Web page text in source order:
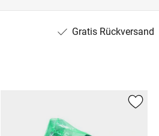
Gratis Rückversand